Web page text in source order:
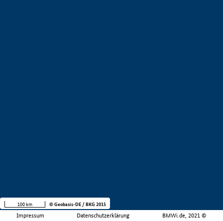
Impressum Datenschutzerklärung BMWi.de, 2021 ©
100 km © Geobasis-DE / BKG 2015